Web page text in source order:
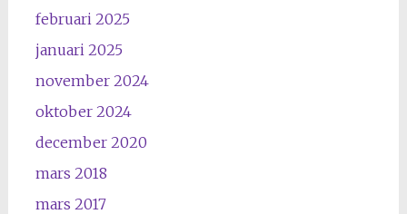
februari 2025
januari 2025
november 2024
oktober 2024
december 2020
mars 2018
mars 2017